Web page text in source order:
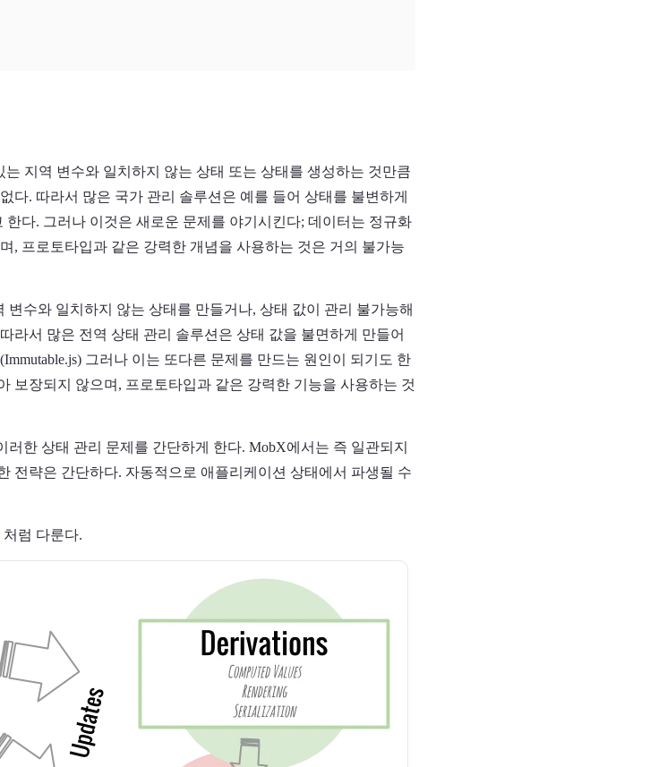
지역 변수와 일치하지 않는 상태 또는 상태를 생성하는 것만큼
다. 따라서 많은 국가 관리 솔루션은 예를 들어 상태를 불변하게
다. 그러나 이것은 새로운 문제를 야기시킨다; 데이터는 정규화
, 프로토타입과 같은 강력한 개념을 사용하는 것은 거의 불가능
변수와 일치하지 않는 상태를 만들거나, 상태 값이 관리 불가능해
라서 많은 전역 상태 관리 솔루션은 상태 값을 불면하게 만들어
그러나 이는 또다른 문제를 만드는 원인이 되기도 한
보장되지 않으며, 프로토타입과 같은 강력한 기능을 사용하는 것
한 상태 관리 문제를 간단하게 한다. MobX에서는 즉 일관되지
전략은 간단하다. 자동적으로 애플리케이션 상태에서 파생될 수
럼 다룬다.